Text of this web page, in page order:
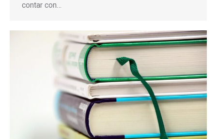
contar con…